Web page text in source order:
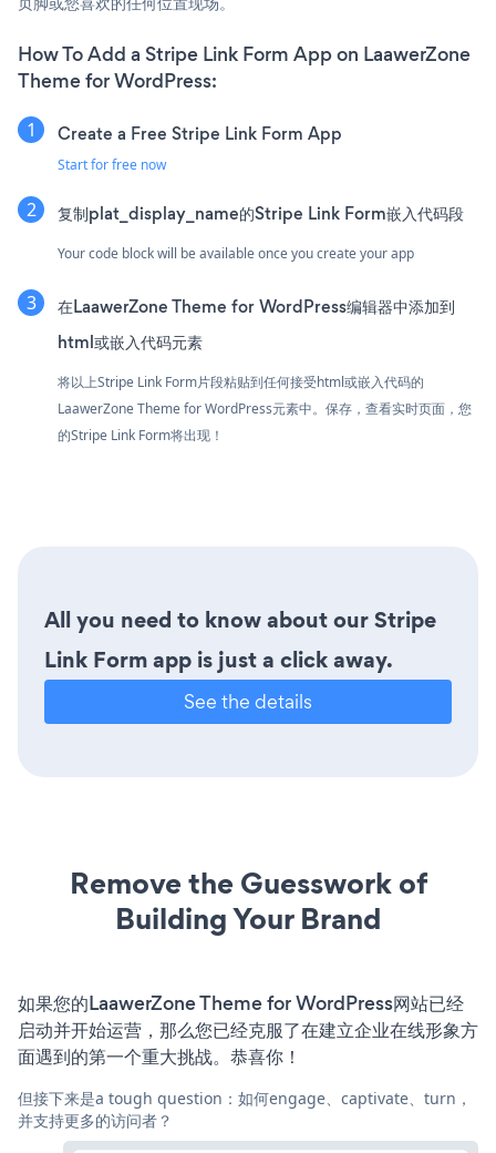
How To Add a Stripe Link Form App on LaawerZone
Theme for WordPress:
Create a Free Stripe Link Form App
Start for free now
复制plat_display_name的Stripe Link Form嵌入代码段
Your code block will be available once you create your app
在LaawerZone Theme for WordPress编辑器中添加到
html或嵌入代码元素
将以上Stripe Link Form片段粘贴到任何接受html或嵌入代码的
LaawerZone Theme for WordPress元素中。保存，查看实时页面，您
的Stripe Link Form将出现！
All you need to know about our Stripe
Link Form app is just a click away.
See the details
Remove the Guesswork of
Building Your Brand
如果您的LaawerZone Theme for WordPress网站已经
启动并开始运营，那么您已经克服了在建立企业在线形象方
面遇到的第一个重大挑战。恭喜你！
但接下来是a tough question：如何engage、captivate、turn，
并支持更多的访问者？